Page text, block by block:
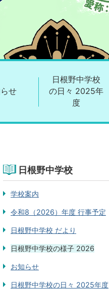
せ
日根野中学校
の日々 2025年
度
日根野中学校
学校案内
令和8（2026）年度 行事予定
日根野中学校 だより
日根野中学校の様子 2026
お知らせ
日根野中学校の日々 2025年度